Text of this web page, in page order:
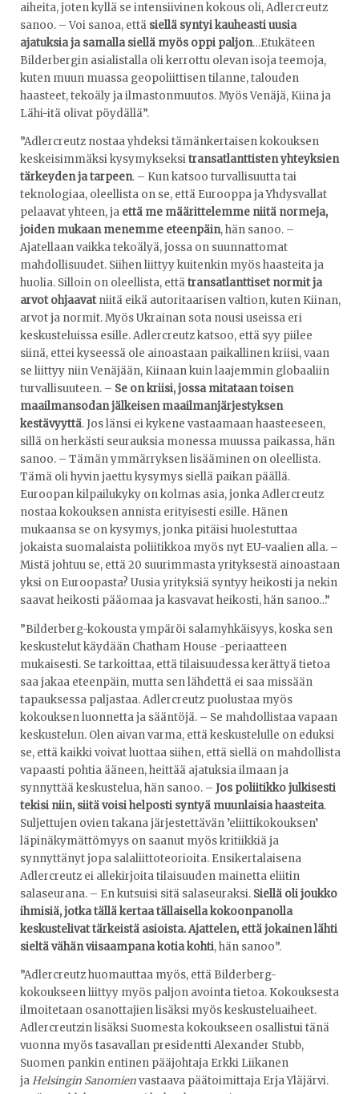
aiheita, joten kyllä se intensiivinen kokous oli, Adlercreutz
sanoo. – Voi sanoa, että siellä syntyi kauheasti uusia
ajatuksia ja samalla siellä myös oppi paljon…Etukäteen
Bilderbergin asialistalla oli kerrottu olevan isoja teemoja,
kuten muun muassa geopoliittisen tilanne, talouden
haasteet, tekoäly ja ilmastonmuutos. Myös Venäjä, Kiina ja
Lähi-itä olivat pöydällä”.
”Adlercreutz nostaa yhdeksi tämänkertaisen kokouksen
keskeisimmäksi kysymykseksitransatlanttisten yhteyksien
tärkeyden ja tarpeen. – Kun katsoo turvallisuutta tai
teknologiaa, oleellista on se, että Eurooppa ja Yhdysvallat
pelaavat yhteen, ja että me määrittelemme niitä normeja,
joiden mukaan menemme eteenpäin, hän sanoo. –
Ajatellaan vaikka tekoälyä, jossa on suunnattomat
mahdollisuudet. Siihen liittyy kuitenkin myös haasteita ja
huolia. Silloin on oleellista, ettätransatlanttiset normit ja
arvot ohjaavatniitä eikä autoritaarisen valtion, kuten Kiinan,
arvot ja normit. Myös Ukrainan sota nousi useissa eri
keskusteluissa esille. Adlercreutz katsoo, että syy piilee
siinä, ettei kyseessä ole ainoastaan paikallinen kriisi, vaan
se liittyy niin Venäjään, Kiinaan kuin laajemmin globaaliin
turvallisuuteen. – Se on kriisi, jossa mitataan toisen
maailmansodan jälkeisen maailmanjärjestyksen
kestävyyttä. Jos länsi ei kykene vastaamaan haasteeseen,
sillä on herkästi seurauksia monessa muussa paikassa, hän
sanoo. – Tämän ymmärryksen lisääminen on oleellista.
Tämä oli hyvin jaettu kysymys siellä paikan päällä.
Euroopan kilpailukyky on kolmas asia, jonka Adlercreutz
nostaa kokouksen annista erityisesti esille. Hänen
mukaansa se on kysymys, jonka pitäisi huolestuttaa
jokaista suomalaista poliitikkoa myös nyt EU-vaalien alla. –
Mistä johtuu se, että 20 suurimmasta yrityksestä ainoastaan
yksi on Euroopasta? Uusia yrityksiä syntyy heikosti ja nekin
saavat heikosti pääomaa ja kasvavat heikosti, hän sanoo…”
”Bilderberg-kokousta ympäröi salamyhkäisyys, koska sen
keskustelut käydään Chatham House -periaatteen
mukaisesti. Se tarkoittaa, että tilaisuudessa kerättyä tietoa
saa jakaa eteenpäin, mutta sen lähdettä ei saa missään
tapauksessa paljastaa. Adlercreutz puolustaa myös
kokouksen luonnetta ja sääntöjä. – Se mahdollistaa vapaan
keskustelun. Olen aivan varma, että keskustelulle on eduksi
se, että kaikki voivat luottaa siihen, että siellä on mahdollista
vapaasti pohtia ääneen, heittää ajatuksia ilmaan ja
synnyttää keskustelua, hän sanoo. – Jos poliitikko julkisesti
tekisi niin, siitä voisi helposti syntyä muunlaisia haasteita.
Suljettujen ovien takana järjestettävän ’eliittikokouksen’
läpinäkymättömyys on saanut myös kritiikkiä ja
synnyttänyt jopa salaliittoteorioita. Ensikertalaisena
Adlercreutz ei allekirjoita tilaisuuden mainetta eliitin
salaseurana. – En kutsuisi sitä salaseuraksi. Siellä oli joukko
ihmisiä, jotka tällä kertaa tällaisella kokoonpanolla
keskustelivat tärkeistä asioista. Ajattelen, että jokainen lähti
sieltä vähän viisaampana kotia kohti, hän sanoo”.
”Adlercreutz huomauttaa myös, että Bilderberg-
kokoukseen liittyy myös paljon avointa tietoa. Kokouksesta
ilmoitetaan osanottajien lisäksi myös keskusteluaiheet.
Adlercreutzin lisäksi Suomesta kokoukseen osallistui tänä
vuonna myös tasavallan presidentti Alexander Stubb,
Suomen pankin entinen pääjohtaja Erkki Liikanen
jaHelsingin Sanomienvastaava päätoimittaja Erja Yläjärvi.